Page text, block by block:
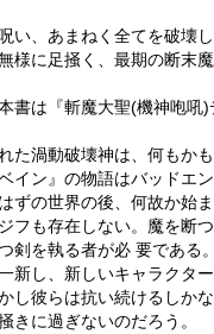
、あまねく全てを破壊し
様に足掻く、最期の断
書は『斬魔大聖(機神咆
渦動破壊神は、何もかも
ン』の物語はバッドエ
ずの世界の後、何故か始ま
も存在しない。魔を断
剣を執る者が必 要である。
新し、新しいキャラクタ
し彼らは抗い続けるしかな
きに過ぎないのだろう。